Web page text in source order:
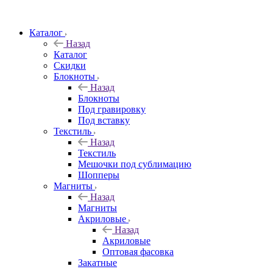
Каталог
Назад
Каталог
Скидки
Блокноты
Назад
Блокноты
Под гравировку
Под вставку
Текстиль
Назад
Текстиль
Мешочки под сублимацию
Шопперы
Магниты
Назад
Магниты
Акриловые
Назад
Акриловые
Оптовая фасовка
Закатные